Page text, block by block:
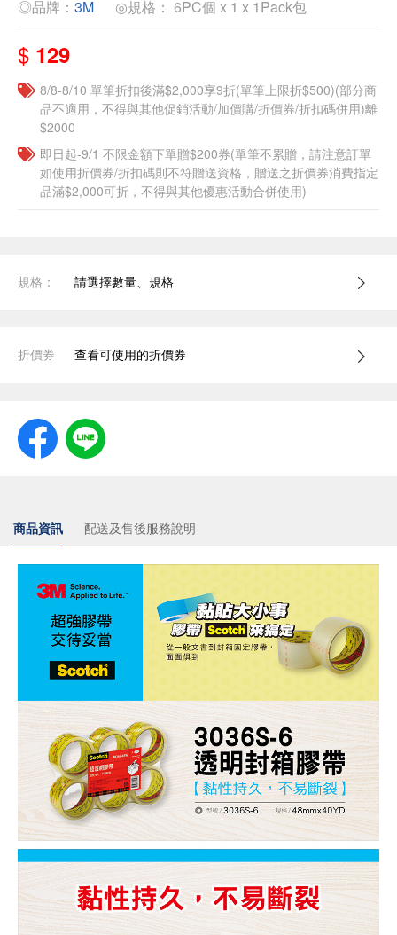
◎品牌： 3M ◎規格： 6PC個 x 1 x 1Pack包
$ 129
8/8-8/10 單筆折扣後滿$2,000享9折(單筆上限折$500)(部分商
品不適用，不得與其他促銷活動/加價購/折價券/折扣碼併用)離
$2000
即日起-9/1 不限金額下單贈$200券(單筆不累贈，請注意訂單
如使用折價券/折扣碼則不符贈送資格，贈送之折價券消費指定
品滿$2,000可折，不得與其他優惠活動合併使用)
規格： 請選擇數量、規格
折價券 查看可使用的折價券
商品資訊 配送及售後服務說明